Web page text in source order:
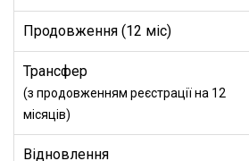
Продовження (12 міс)
Трансфер
(з продовженням реєстрації на 12
місяців)
Відновлення